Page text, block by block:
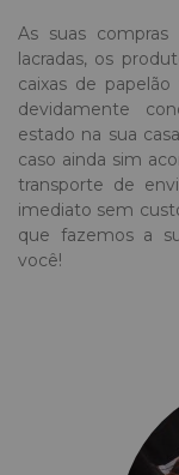
As suas
lacradas, os
caixas de
devidamente
estado na sua
caso ainda sim
transporte de
imediato sem
que fazemos a
você!